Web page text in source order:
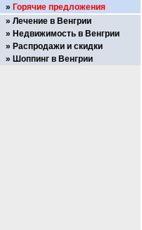
Горячие предложения
Лечение в Венгрии
Недвижимость в Венгрии
Распродажи и скидки
Шоппинг в Венгрии